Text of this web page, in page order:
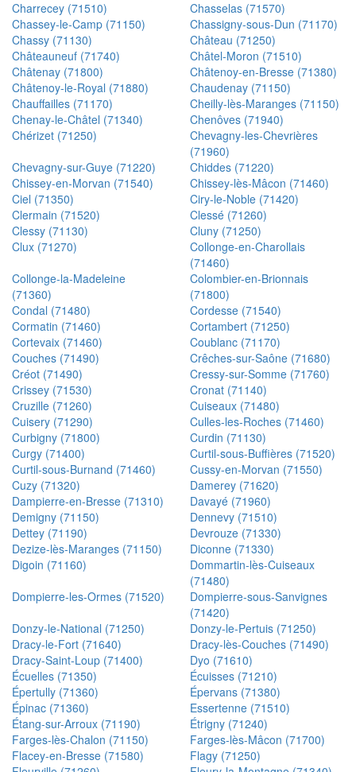
Charrecey (71510)
Chasselas (71570)
Chassey-le-Camp (71150)
Chassigny-sous-Dun (71170)
Chassy (71130)
Château (71250)
Châteauneuf (71740)
Châtel-Moron (71510)
Châtenay (71800)
Châtenoy-en-Bresse (71380)
Châtenoy-le-Royal (71880)
Chaudenay (71150)
Chauffailles (71170)
Cheilly-lès-Maranges (71150)
Chenay-le-Châtel (71340)
Chenôves (71940)
Chérizet (71250)
Chevagny-les-Chevrières
(71960)
Chevagny-sur-Guye (71220)
Chiddes (71220)
Chissey-en-Morvan (71540)
Chissey-lès-Mâcon (71460)
Ciel (71350)
Ciry-le-Noble (71420)
Clermain (71520)
Clessé (71260)
Clessy (71130)
Cluny (71250)
Clux (71270)
Collonge-en-Charollais
(71460)
Collonge-la-Madeleine
(71360)
Colombier-en-Brionnais
(71800)
Condal (71480)
Cordesse (71540)
Cormatin (71460)
Cortambert (71250)
Cortevaix (71460)
Coublanc (71170)
Couches (71490)
Crêches-sur-Saône (71680)
Créot (71490)
Cressy-sur-Somme (71760)
Crissey (71530)
Cronat (71140)
Cruzille (71260)
Cuiseaux (71480)
Cuisery (71290)
Culles-les-Roches (71460)
Curbigny (71800)
Curdin (71130)
Curgy (71400)
Curtil-sous-Buffières (71520)
Curtil-sous-Burnand (71460)
Cussy-en-Morvan (71550)
Cuzy (71320)
Damerey (71620)
Dampierre-en-Bresse (71310)
Davayé (71960)
Demigny (71150)
Dennevy (71510)
Dettey (71190)
Devrouze (71330)
Dezize-lès-Maranges (71150)
Diconne (71330)
Digoin (71160)
Dommartin-lès-Cuiseaux
(71480)
Dompierre-les-Ormes (71520)
Dompierre-sous-Sanvignes
(71420)
Donzy-le-National (71250)
Donzy-le-Pertuis (71250)
Dracy-le-Fort (71640)
Dracy-lès-Couches (71490)
Dracy-Saint-Loup (71400)
Dyo (71610)
Écuelles (71350)
Écuisses (71210)
Épertully (71360)
Épervans (71380)
Épinac (71360)
Essertenne (71510)
Étang-sur-Arroux (71190)
Étrigny (71240)
Farges-lès-Chalon (71150)
Farges-lès-Mâcon (71700)
Flacey-en-Bresse (71580)
Flagy (71250)